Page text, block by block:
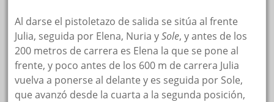
Al darse el pistoletazo de salida se sitúa al frente
Julia, seguida por Elena, Nuria ySole, y antes de los
200 metros de carrera es Elena la que se pone al
frente, y poco antes de los 600 m de carrera Julia
vuelva a ponerse al delante y es seguida por Sole,
que avanzó desde la cuarta a la segunda posición,